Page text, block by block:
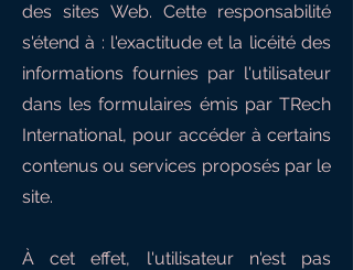
des sites Web. Cette responsabilité
s'étend à : l'exactitude et la licéité des
informations fournies par l'utilisateur
dans les formulaires émis par TRech
International, pour accéder à certains
contenus ou services proposés par le
site.
À cet effet, l'utilisateur n'est pas